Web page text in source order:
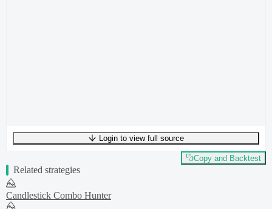
UTF-8307 bytes44 words0 linesLn 1,Col 0
Login to view full source
Copy and Backtest
Related strategies
Candlestick Combo Hunter